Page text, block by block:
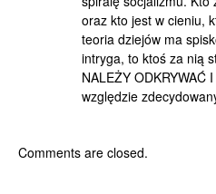
oraz kto jest w cieniu,
teoria dziejów ma
intryga, to ktoś za nią
NALEŻY ODKRYWAĆ
względzie
Comments are closed.